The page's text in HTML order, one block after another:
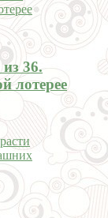
36.
лотерее